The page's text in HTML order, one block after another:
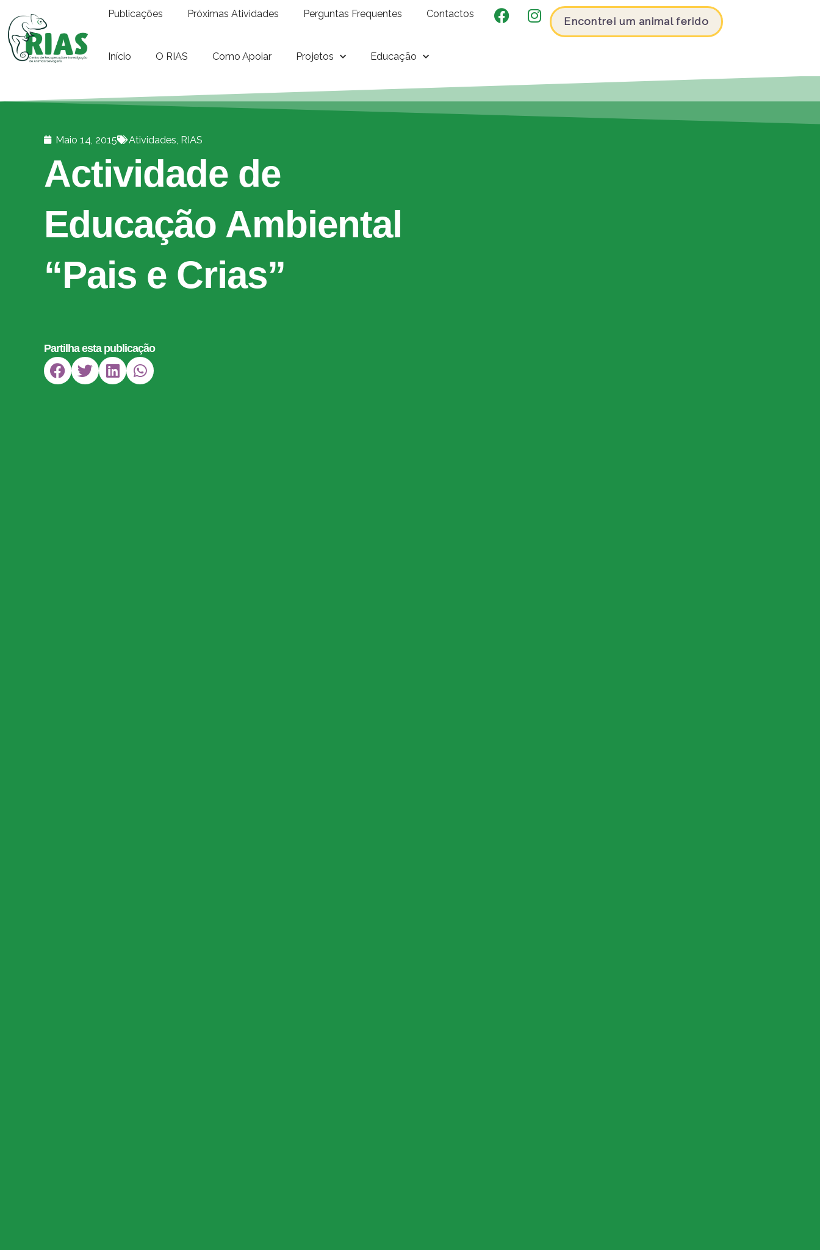
Publicações Próximas Atividades Perguntas Frequentes Contactos
Encontrei um animal ferido
Início O RIAS Como Apoiar Projetos Educação
Maio 14, 2015 Atividades, RIAS
Actividade de
Educação Ambiental
“Pais e Crias”
Partilha esta publicação